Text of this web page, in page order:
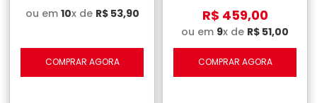
ou em 10x de R$ 53,90
COMPRAR AGORA
R$ 459,00
ou em 9x de R$ 51,00
COMPRAR AGORA